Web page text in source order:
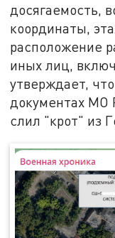
досягаемость,
координаты,
расположение
иных лиц,
утверждает,
документах МО
слил "крот" из